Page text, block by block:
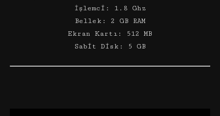
İşlemci: 1.8 Ghz
Bellek: 2 GB RAM
Ekran Kartı: 512 MB
Sabit Disk: 5 GB